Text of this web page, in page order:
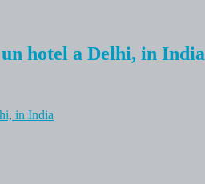
hotel a Delhi, in India
in India